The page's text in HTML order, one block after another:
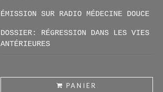
ÉMISSION SUR RADIO MÉDECINE DOUCE
DOSSIER: RÉGRESSION DANS LES VIES
ANTÉRIEURES
PANIER